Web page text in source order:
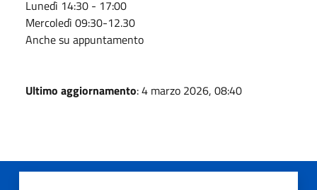
Lunedì 14:30 - 17:00
Mercoledì 09:30-12.30
Anche su appuntamento
Ultimo aggiornamento: 4 marzo 2026, 08:40